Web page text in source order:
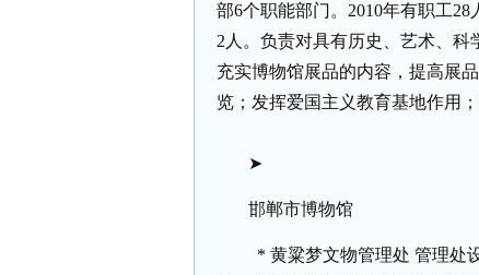
部6个职能部门。 2010年有职工28
2 人。负责对具有历史、艺术、科
充实博物馆展品的内容，提高展
览；发挥爱国主义教育基地作用
➤
邯郸市博物馆
*黄粱梦文物管理处 管理处